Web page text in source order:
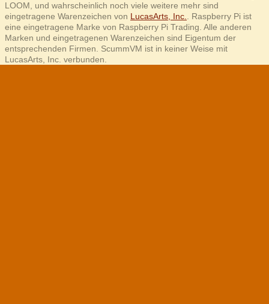
LOOM, und wahrscheinlich noch viele weitere mehr sind
eingetragene Warenzeichen von LucasArts, Inc.
. Raspberry Pi ist
eine eingetragene Marke von Raspberry Pi Trading. Alle anderen
Marken und eingetragenen Warenzeichen sind Eigentum der
entsprechenden Firmen. ScummVM ist in keiner Weise mit
LucasArts, Inc. verbunden.